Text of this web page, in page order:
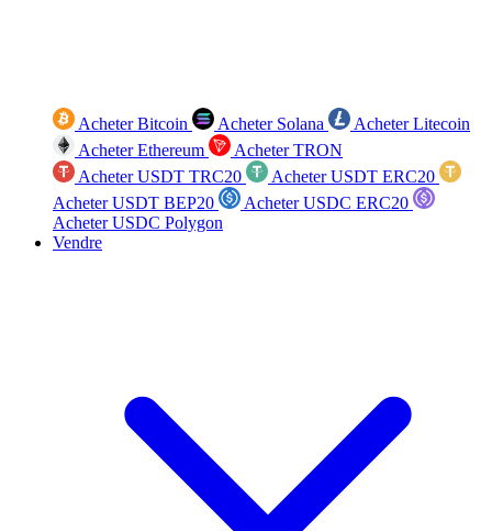
Acheter Bitcoin Acheter Solana
Acheter Litecoin
Acheter Ethereum
Acheter TRON
Acheter USDT TRC20
Acheter USDT ERC20
Acheter USDT BEP20
Acheter USDC ERC20
Acheter USDC Polygon
Vendre